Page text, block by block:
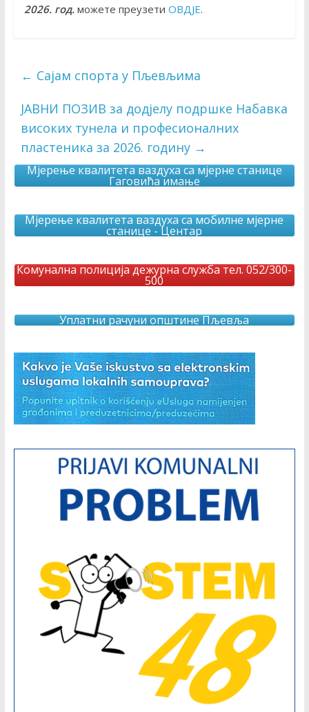
2026. год.можете преузети ОВДЈЕ.
← Сајам спорта у Пљевљима
ЈАВНИ ПОЗИВ за додјелу подршке Набавка
високих тунела и професионалних
пластеника за 2026. годину →
Мјерење квалитета ваздуха са мјерне станице
Гаговића имање
Мјерење квалитета ваздуха са мобилне мјерне
станице - Центар
Комунална полиција дежурна служба тел. 052/300-
500
Уплатни рачуни општине Пљевља